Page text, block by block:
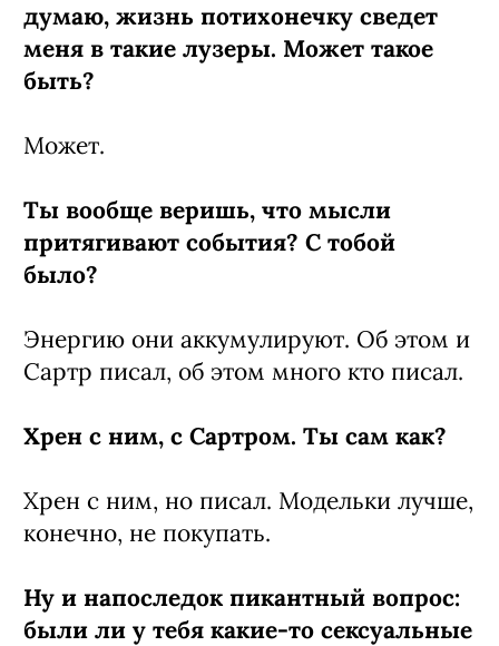
думаю, жизнь потихонечку сведет
меня в такие лузеры. Может такое
быть?
Может.
Ты вообще веришь, что мысли
притягивают события? С тобой
было?
Энергию они аккумулируют. Об этом и
Сартр писал, об этом много кто писал.
Хрен с ним, с Сартром. Ты сам как?
Хрен с ним, но писал. Модельки лучше,
конечно, не покупать.
Ну и напоследок пикантный вопрос:
были ли у тебя какие-то сексуальные